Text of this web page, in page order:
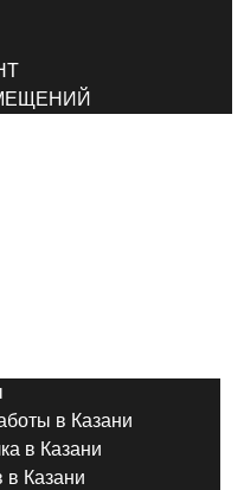
в Казани
в Казани
Казани